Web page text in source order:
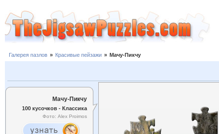
Галерея пазлов » Красивые пейзажи » Мачу-Пикчу
Мачу-Пикчу
100 кусочков - Классика
Фото: Alex Proimos